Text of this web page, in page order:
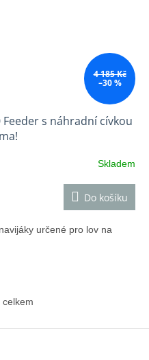
4 185 Kč
–30 %
Feeder s náhradní cívkou
Skladem
Do košíku
určené pro lov na
celkem